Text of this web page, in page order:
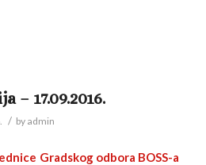
– 17.09.2016.
/ by admin
Gradskog odbora BOSS-a